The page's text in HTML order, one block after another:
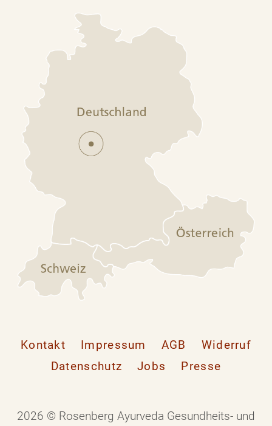
Kontakt Impressum AGB
Widerruf
Datenschutz
Jobs Presse
2026 © Rosenberg Ayurveda Gesundheits- und